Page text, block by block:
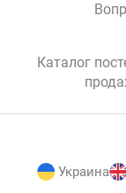
Каталог
Украина